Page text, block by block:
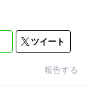
ツイート
報告する